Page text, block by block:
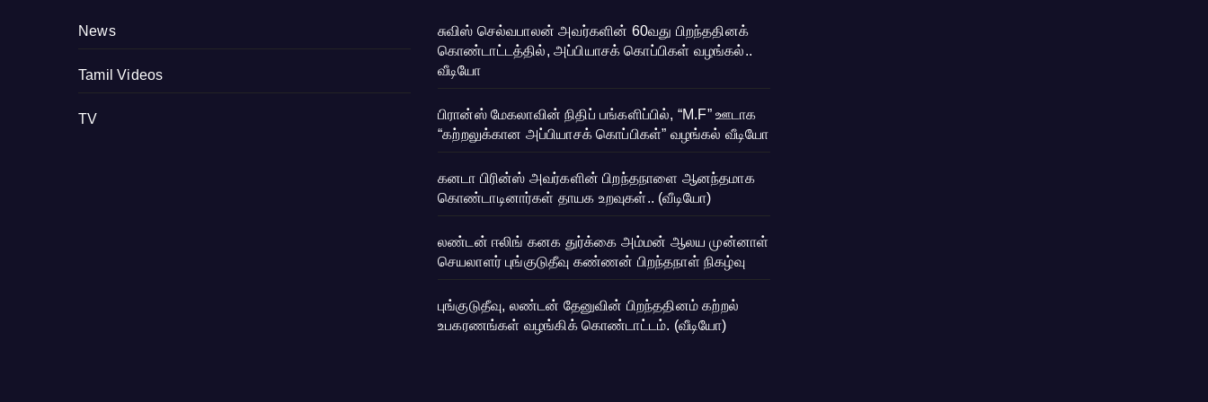
News
Tamil Videos
TV
சுவிஸ் செல்வபாலன் அவர்களின் 60வது பிறந்ததினக்
கொண்டாட்டத்தில், அப்பியாசக் கொப்பிகள் வழங்கல்..
வீடியோ
பிரான்ஸ் மேகலாவின் நிதிப் பங்களிப்பில், “M.F” ஊடாக
“கற்றலுக்கான அப்பியாசக் கொப்பிகள்” வழங்கல் வீடியோ
கனடா பிரின்ஸ் அவர்களின் பிறந்தநாளை ஆனந்தமாக
கொண்டாடினார்கள் தாயக உறவுகள்.. (வீடியோ)
லண்டன் ஈலிங் கனக துர்க்கை அம்மன் ஆலய முன்னாள்
செயலாளர் புங்குடுதீவு கண்ணன் பிறந்தநாள் நிகழ்வு
புங்குடுதீவு, லண்டன் தேனுவின் பிறந்ததினம் கற்றல்
உபகரணங்கள் வழங்கிக் கொண்டாட்டம். (வீடியோ)